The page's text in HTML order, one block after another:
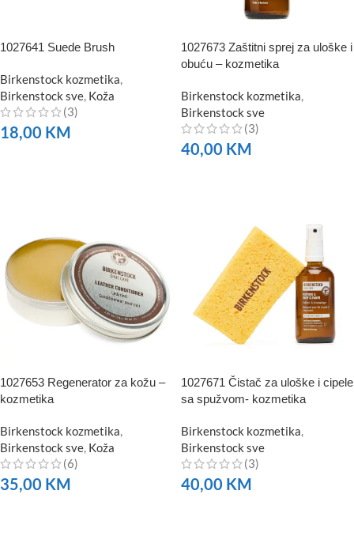
1027641 Suede Brush
Birkenstock kozmetika
Birkenstock sve Koža
(3)
18,00 KM
1027673 Zaštitni sprej za uloške i
obuću – kozmetika
Birkenstock kozmetika
Birkenstock sve
(3)
40,00 KM
1027653 Regenerator za kožu –
kozmetika
Birkenstock kozmetika
Birkenstock sve Koža
(6)
35,00 KM
1027671 Čistač za uloške i cipele
sa spužvom- kozmetika
Birkenstock kozmetika
Birkenstock sve
(3)
40,00 KM